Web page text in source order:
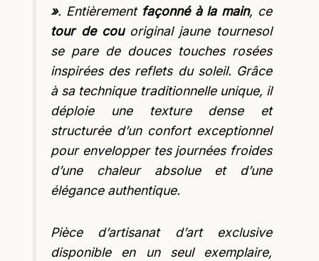
». Entièrement façonné à la main, ce
tour de couoriginal jaune tournesol
se pare de douces touches rosées
inspirées des reflets du soleil. Grâce
à sa technique traditionnelle unique, il
déploie une texture dense et
structurée d’un confort exceptionnel
pour envelopper tes journées froides
d’une chaleur absolue et d’une
élégance authentique.
Pièce d’artisanat d’art exclusive
disponible en un seul exemplaire,